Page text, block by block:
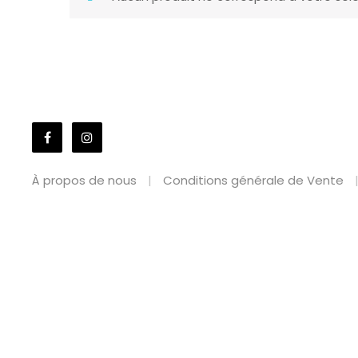
À propos de nous Conditions générale de Vente